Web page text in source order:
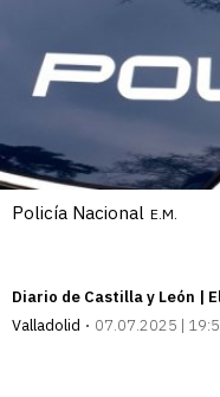
Policía Nacional E.M.
Diario de Castilla y León |
Valladolid
07.07.2025 |